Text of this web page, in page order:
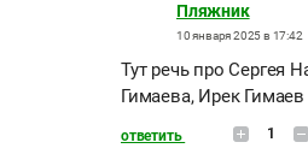
Пляжник
10 января 2025 в 17:42
Тут речь про Сергея
Гимаева, Ирек
ответить 1